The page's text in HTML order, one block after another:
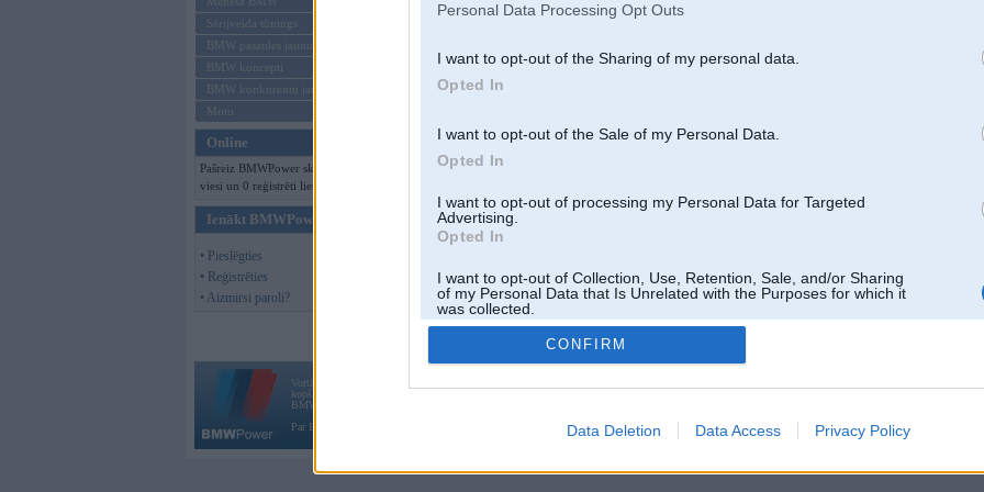
Personal Data Processing Opt Outs
I want to opt-out of the Sharing of my personal data.
Opted In
I want to opt-out of the Sale of my Personal Data.
Opted In
I want to opt-out of processing my Personal Data for Targeted
Advertising.
Opted In
I want to opt-out of Collection, Use, Retention, Sale, and/or Sharing
of my Personal Data that Is Unrelated with the Purposes for which it
was collected.
Opted Out
CONFIRM
Data Deletion Data Access Privacy Policy
Sērijveida tūnings
BMW pasaules jaunumi
BMW koncepti
BMW konkurentu jaunumi
Moto
Online
Pašreiz BMWPower skatās 102
viesi un 0 reģistrēti lietotāji.
Ienākt BMWPower
• Pieslēgties
• Reģistrēties
• Aizmirsi paroli?
Vortāls BMWPower.lv darbojas
kopš 2002. gada 14. maija. Tas nav auto klubs un nav saistīts ar
BMW AG.
Par BMWPower